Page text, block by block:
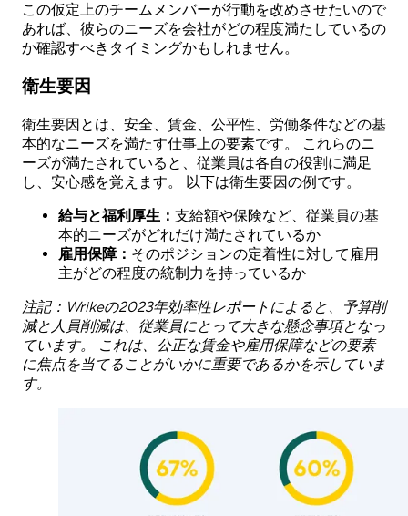
この仮定上のチームメンバーが行動を改めさせたいので
あれば、彼らのニーズを会社がどの程度満たしているの
か確認すべきタイミングかもしれません。
衛生要因
衛生要因とは、安全、賃金、公平性、労働条件などの基
本的なニーズを満たす仕事上の要素です。 これらのニ
ーズが満たされていると、従業員は各自の役割に満足
し、安心感を覚えます。 以下は衛生要因の例です。
給与と福利厚生： 支給額や保険など、従業員の基
本的ニーズがどれだけ満たされているか
雇用保障： そのポジションの定着性に対して雇用
主がどの程度の統制力を持っているか
注記：Wrikeの2023年効率性レポート によると、予算削
減と人員削減は、従業員にとって大きな懸念事項となっ
ています。 これは、公正な賃金や雇用保障などの要素
に焦点を当てることがいかに重要であるかを示していま
す。